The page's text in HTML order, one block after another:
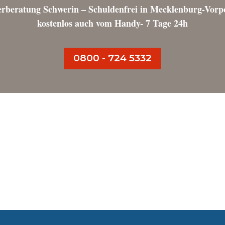
Schwerin – Schuldenfrei in Mecklenburg-
kostenlos auch vom Handy- 7 Tage 24h
0800 - 724 5332